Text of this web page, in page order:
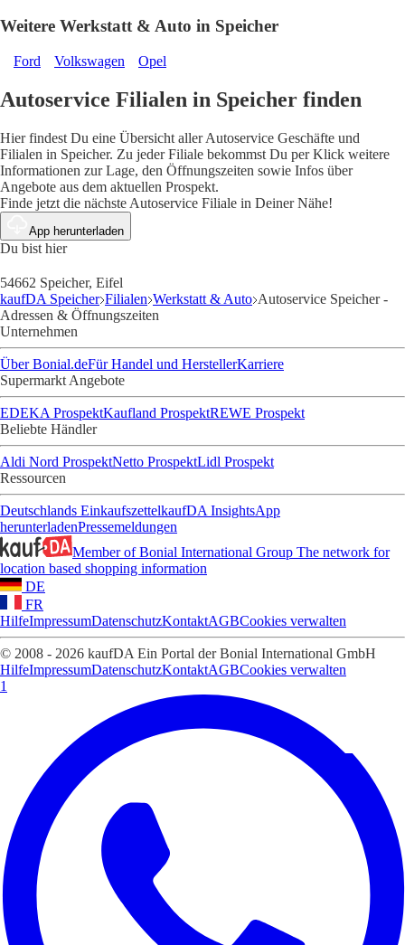
Weitere Werkstatt & Auto in Speicher
Ford Volkswagen Opel
Autoservice Filialen in Speicher finden
Hier findest Du eine Übersicht aller Autoservice Geschäfte und
Filialen in Speicher. Zu jeder Filiale bekommst Du per Klick weitere
Informationen zur Lage, den Öffnungszeiten sowie Infos über
Angebote aus dem aktuellen Prospekt.
Finde jetzt die nächste Autoservice Filiale in Deiner Nähe!
App herunterladen
Du bist hier
54662 Speicher, Eifel
kaufDA Speicher Filialen Werkstatt & Auto Autoservice Speicher -
Adressen & Öffnungszeiten
Unternehmen
Über Bonial.deFür Handel und HerstellerKarriere
Supermarkt Angebote
EDEKA ProspektKaufland ProspektREWE Prospekt
Beliebte Händler
Aldi Nord ProspektNetto ProspektLidl Prospekt
Ressourcen
Deutschlands EinkaufszettelkaufDA InsightsApp
herunterladenPressemeldungen
Member of Bonial International Group The network for
location based shopping information
DE
FR
HilfeImpressumDatenschutzKontaktAGBCookies verwalten
© 2008 - 2026 kaufDA Ein Portal der Bonial International GmbH
HilfeImpressumDatenschutzKontaktAGBCookies verwalten
1